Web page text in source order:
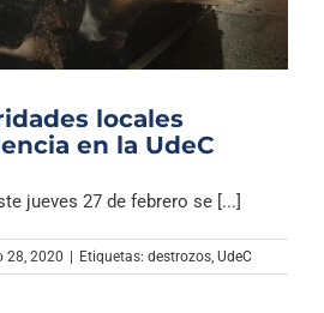
Noticias
Columnas
Sonoro
locales
en la UdeC
jueves 27 de febrero se [...]
28, 2020 | Etiquetas: destrozos UdeC